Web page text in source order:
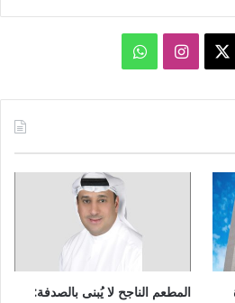
انستقرامواتساب
المطعم الناجح لا يُبنى بالصدفة: